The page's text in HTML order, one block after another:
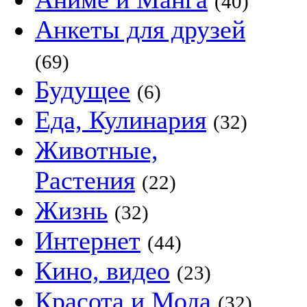
Анкеты для друзей
(69)
Будущее (6)
Еда, Кулинария (32)
Животные,
Растения (22)
Жизнь (32)
Интернет (44)
Кино, видео (23)
Красота и Мода